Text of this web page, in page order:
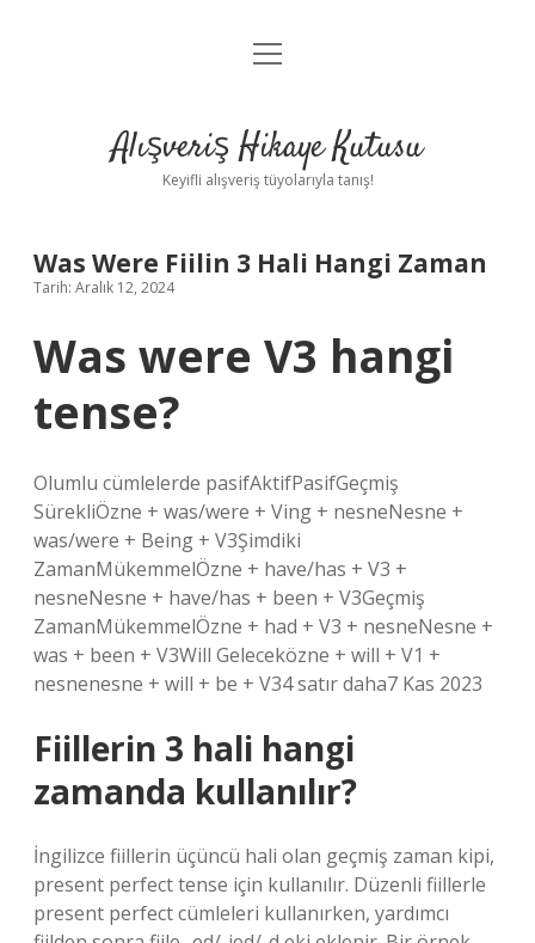
Anasayfa
Yasal Uyarı
menüyü
Alışveriş Hikaye Kutusu
Keyifli alışveriş tüyolarıyla tanış!
Was Were Fiilin 3 Hali Hangi Zaman
Tarih: Aralık 12, 2024
Was were V3 hangi
tense?
Olumlu cümlelerde pasifAktifPasifGeçmiş
SürekliÖzne + was/were + Ving + nesneNesne +
was/were + Being + V3Şimdiki
ZamanMükemmelÖzne + have/has + V3 +
nesneNesne + have/has + been + V3Geçmiş
ZamanMükemmelÖzne + had + V3 + nesneNesne +
was + been + V3Will Geleceközne + will + V1 +
nesnenesne + will + be + V34 satır daha7 Kas 2023
Fiillerin 3 hali hangi
zamanda kullanılır?
İngilizce fiillerin üçüncü hali olan geçmiş zaman kipi,
present perfect tense için kullanılır. Düzenli fiillerle
present perfect cümleleri kullanırken, yardımcı